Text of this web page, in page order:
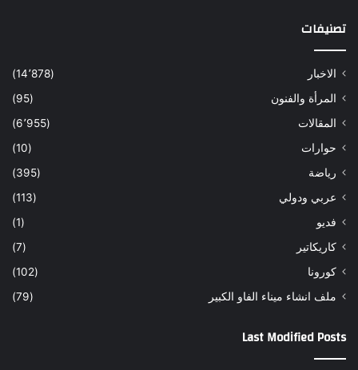
تصنيفات
الاخبار
(14٬878)
المرأة والفنون
(95)
المقالات
(6٬955)
حوارات
(10)
رياضة
(395)
عربي ودولي
(113)
فديو
(1)
كاريكاتير
(7)
كورونا
(102)
ملف انشاء ميناء الفاو الكبير
(79)
Last Modified Posts